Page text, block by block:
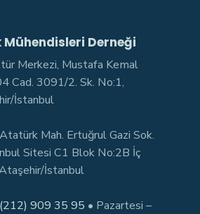
Derneği
Merkezi, Mustafa Kemal
Cad. 3091/2. Sk. No:1,
İstanbul
Mah. Ertuğrul Gazi Sok.
Sitesi C1 Blok No:2B İç
İstanbul
909 35 95 • Pazartesi –